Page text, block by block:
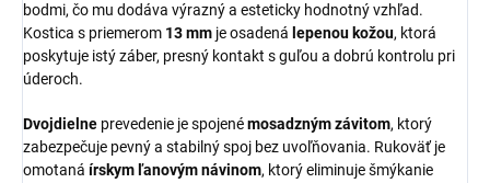
bodmi, čo mu dodáva výrazný a esteticky hodnotný vzhľad.
Kostica s priemerom 13 mm je osadená lepenou kožou, ktorá
poskytuje istý záber, presný kontakt s guľou a dobrú kontrolu pri
úderoch.
Dvojdielne prevedenie je spojenémosadzným závitom, ktorý
zabezpečuje pevný a stabilný spoj bez uvoľňovania. Rukoväť je
omotaná írskym ľanovým návinom, ktorý eliminuje šmýkanie